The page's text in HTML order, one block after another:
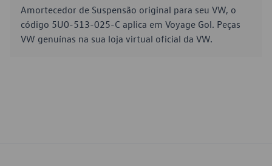
Amortecedor de Suspensão original para seu VW, o
código 5U0-513-025-C aplica em Voyage Gol. Peças
VW genuínas na sua loja virtual oficial da VW.